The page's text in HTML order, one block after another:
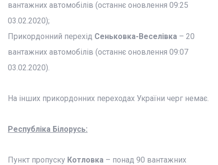
вантажних автомобілів (останнє оновлення 09:25
03.02.2020);
Прикордонний перехід Сеньковка-Веселівка – 20
вантажних автомобілів (останнє оновлення 09:07
03.02.2020).
На інших прикордонних переходах України черг немає.
Республіка Білорусь:
Пункт пропуску Котловка – понад 90 вантажних